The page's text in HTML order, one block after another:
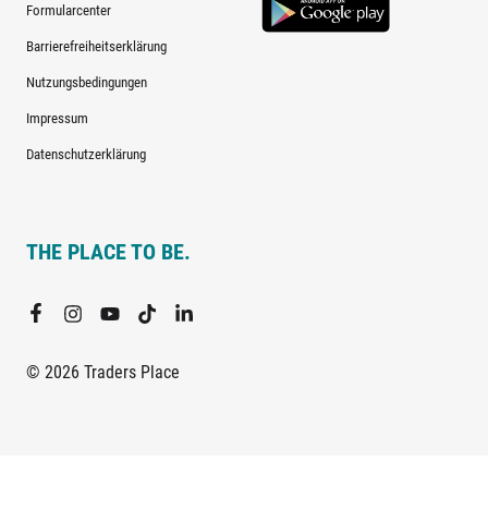
Formularcenter
Barrierefreiheitserklärung
Nutzungsbedingungen
Impressum
Datenschutzerklärung
THE PLACE TO BE.
© 2026 Traders Place